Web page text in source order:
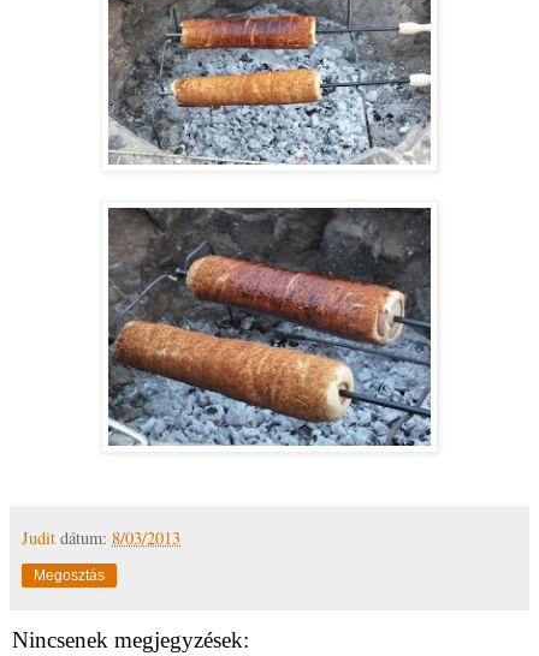
Judit dátum: 8/03/2013
Megosztás
Nincsenek megjegyzések: